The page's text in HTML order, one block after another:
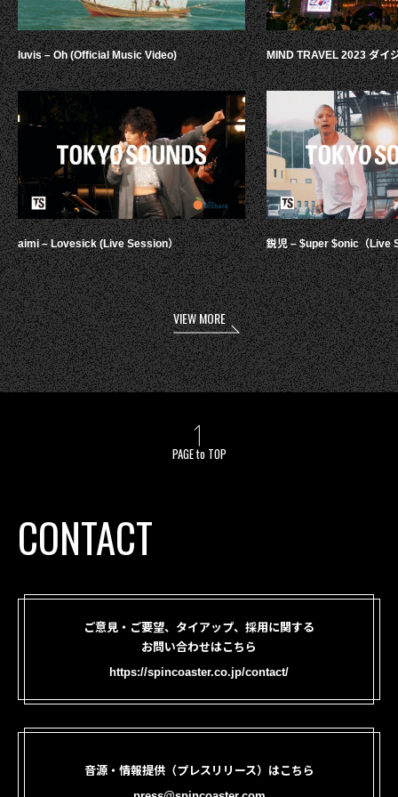
luvis – Oh (Official Music Video)
aimi – Lovesick (Live Session）
MIND TRAVEL 2023 ダイ
鋭児 – $uper $onic（Live
VIEW MORE
PAGE to TOP
CONTACT
ご意見・ご要望、タイアップ、採用に関する
お問い合わせはこちら
https://spincoaster.co.jp/contact/
音源・情報提供（プレスリリース）はこちら